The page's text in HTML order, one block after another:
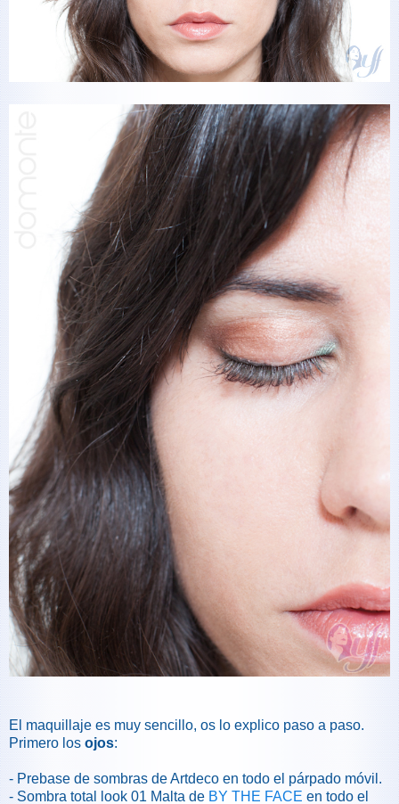
El maquillaje es muy sencillo, os lo explico paso a paso.
Primero los ojos:
- Prebase de sombras de Artdeco en todo el párpado móvil.
- Sombra total look 01 Malta de BY THE FACE en todo el